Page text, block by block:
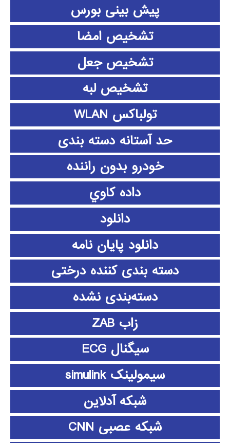
پیش بینی بورس
تشخیص امضا
تشخیص جعل
تشخیص لبه
تولباکس WLAN
حد آستانه دسته بندی
خودرو بدون راننده
داده كاوي
دانلود
دانلود پايان نامه
دسته بندی کننده درختی
دسته‌بندی نشده
زاب ZAB
سیگنال ECG
سیمولینک simulink
شبکه آدلاین
شبکه عصبی CNN